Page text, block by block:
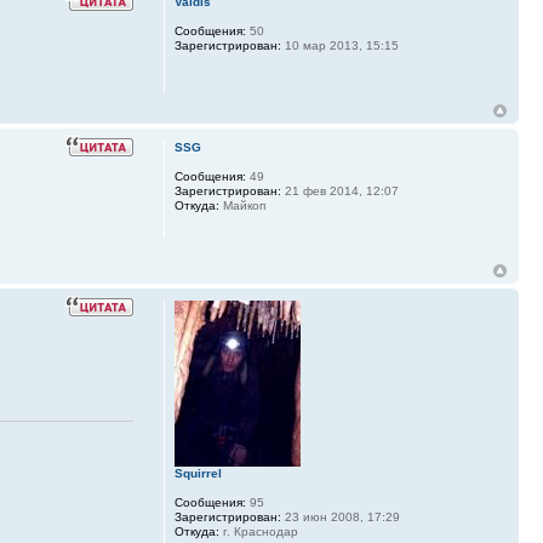
Сообщения: 50
Зарегистрирован: 10 мар 2013, 15:15
SSG
Сообщения: 49
Зарегистрирован: 21 фев 2014, 12:07
Откуда: Майкоп
Squirrel
Сообщения: 95
Зарегистрирован: 23 июн 2008, 17:29
Откуда: г. Краснодар